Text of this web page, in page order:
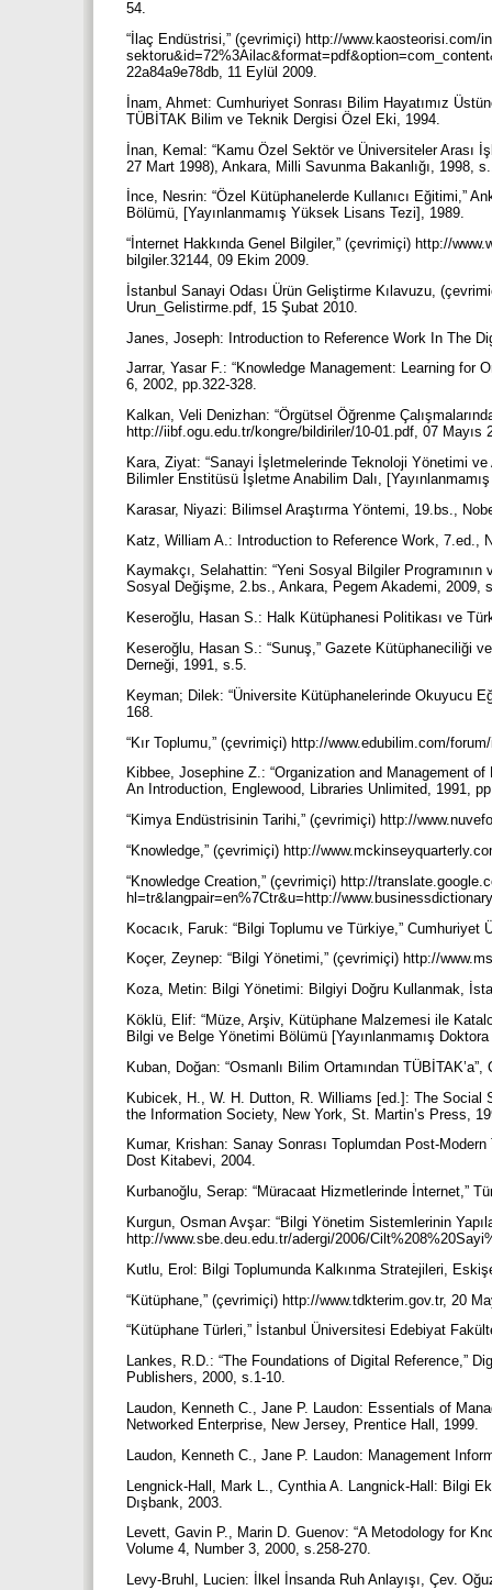
54.
“İlaç Endüstrisi,” (çevrimiçi) http://www.kaosteorisi.com/
22a84a9e78db, 11 Eylül 2009.
İnam, Ahmet: Cumhuriyet Sonrası Bilim Hayatımız
TÜBİTAK Bilim ve Teknik Dergisi Özel Eki, 1994.
İnan, Kemal: “Kamu Özel Sektör ve Üniversiteler Arası
27 Mart 1998), Ankara, Milli Savunma Bakanlığı, 1998,
İnce, Nesrin: “Özel Kütüphanelerde Kullanıcı Eğitimi,”
Bölümü, [Yayınlanmamış Yüksek Lisans Tezi], 1989.
“İnternet Hakkında Genel Bilgiler,” (çevrimiçi) http://
bilgiler.32144, 09 Ekim 2009.
İstanbul Sanayi Odası Ürün Geliştirme Kılavuzu,
Urun_Gelistirme.pdf, 15 Şubat 2010.
Janes, Joseph: Introduction to Reference Work In The
Jarrar, Yasar F.: “Knowledge Management: Learning for
6, 2002, pp.322-328.
Kalkan, Veli Denizhan: “Örgütsel Öğrenme
http://iibf.ogu.edu.tr/kongre/bildiriler/10-01.pdf, 07 Mayıs
Kara, Ziyat: “Sanayi İşletmelerinde Teknoloji Yönetimi
Bilimler Enstitüsü İşletme Anabilim Dalı,
Karasar, Niyazi: Bilimsel Araştırma Yöntemi, 19.bs.,
Katz, William A.: Introduction to Reference Work, 7.ed.,
Kaymakçı, Selahattin: “Yeni Sosyal Bilgiler
Sosyal Değişme, 2.bs., Ankara, Pegem Akademi, 2009,
Keseroğlu, Hasan S.: Halk Kütüphanesi Politikası ve
Keseroğlu, Hasan S.: “Sunuş,” Gazete Kütüphaneciliği
Derneği, 1991, s.5.
Keyman; Dilek: “Üniversite Kütüphanelerinde Okuyucu
168.
“Kır Toplumu,” (çevrimiçi) http://www.edubilim.com/
Kibbee, Josephine Z.: “Organization and Management
An Introduction, Englewood, Libraries Unlimited, 1991,
“Kimya Endüstrisinin Tarihi,” (çevrimiçi) http://
“Knowledge,” (çevrimiçi) http://
“Knowledge Creation,” (çevrimiçi) http://
hl=tr&langpair=en%7Ctr&u=http://
Kocacık, Faruk: “Bilgi Toplumu ve Türkiye,”
Koçer, Zeynep: “Bilgi Yönetimi,” (çevrimiçi) http://
Koza, Metin: Bilgi Yönetimi: Bilgiyi Doğru Kullanmak,
Köklü, Elif: “Müze, Arşiv, Kütüphane Malzemesi ile
Bilgi ve Belge Yönetimi Bölümü [Yayınlanmamış
Kuban, Doğan: “Osmanlı Bilim Ortamından
Kubicek, H., W. H. Dutton, R. Williams [ed.]: The Social
the Information Society, New York, St. Martin’s Press,
Kumar, Krishan: Sanay Sonrası Toplumdan Post-
Dost Kitabevi, 2004.
Kurbanoğlu, Serap: “Müracaat Hizmetlerinde İnternet,”
Kurgun, Osman Avşar: “Bilgi Yönetim Sistemlerinin
http://www.sbe.deu.edu.tr/adergi/2006/
Kutlu, Erol: Bilgi Toplumunda Kalkınma Stratejileri,
“Kütüphane,” (çevrimiçi) http://www.tdkterim.gov.tr, 20
“Kütüphane Türleri,” İstanbul Üniversitesi Edebiyat
Lankes, R.D.: “The Foundations of Digital Reference,”
Publishers, 2000, s.1-10.
Laudon, Kenneth C., Jane P. Laudon: Essentials of
Networked Enterprise, New Jersey, Prentice Hall, 1999.
Laudon, Kenneth C., Jane P. Laudon: Management
Lengnick-Hall, Mark L., Cynthia A. Langnick-Hall: Bilgi
Dışbank, 2003.
Levett, Gavin P., Marin D. Guenov: “A Metodology for
Volume 4, Number 3, 2000, s.258-270.
Levy-Bruhl, Lucien: İlkel İnsanda Ruh Anlayışı, Çev.